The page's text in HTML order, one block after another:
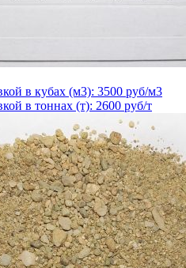
в кубах (м3): 3500 руб/м3
в тоннах (т): 2600 руб/т